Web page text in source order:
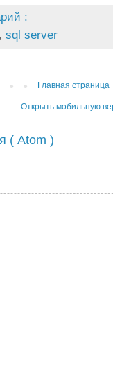
:
, sql server
Главная страница
Открыть мобильную
( Atom )